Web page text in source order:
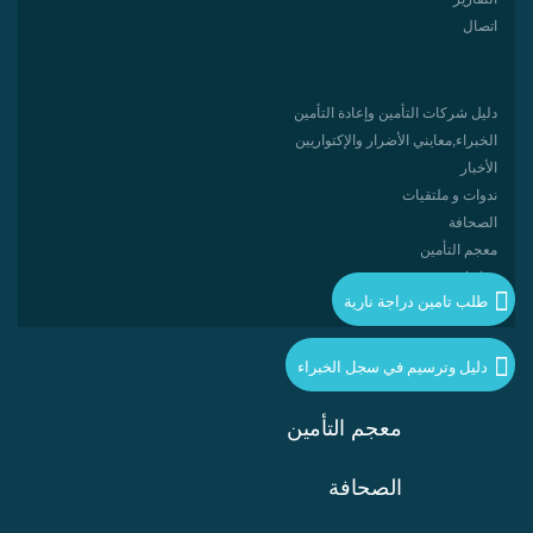
اتصال
دليل شركات التأمين وإعادة التأمين
الخبراء,معایني الأضرار والإكتواريين
الأخبار
ندوات و ملتقيات
الصحافة
معجم التأمين
روابط مفيدة
معجم التأمين
الصحافة
طلب تامين دراجة نارية
دليل وترسيم في سجل الخبراء